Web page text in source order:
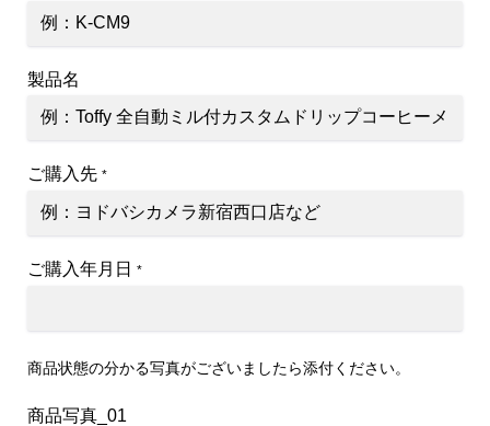
製品名
ご購入先 *
ご購入年月日 *
商品状態の分かる写真がございましたら添付ください。
商品写真_01